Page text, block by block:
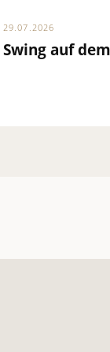
29.07.2026
Swing auf